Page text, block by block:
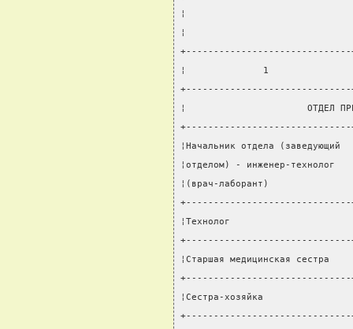
¦                              ¦1000
¦                              ¦
+------------------------------
¦              1
+------------------------------
¦                      ОТДЕЛ
+------------------------------
¦Начальник отдела
¦отделом) - инженер-
¦(врач-лаборант)
+------------------------------
¦Технолог
+------------------------------
¦Старшая медицинская
+------------------------------
¦Сестра-хозяйка
+------------------------------